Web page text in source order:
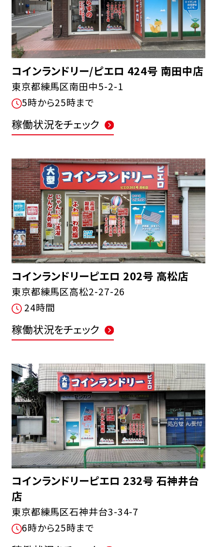
コインランドリー/ピエロ 424号 南田中店
東京都練馬区南田中5-2-1
5時から25時まで
稼働状況をチェック
コインランドリーピエロ 202号 高松店
東京都練馬区高松2-27-26
24時間
稼働状況をチェック
コインランドリーピエロ 232号 石神井台
店
東京都練馬区石神井台3-34-7
6時から25時まで